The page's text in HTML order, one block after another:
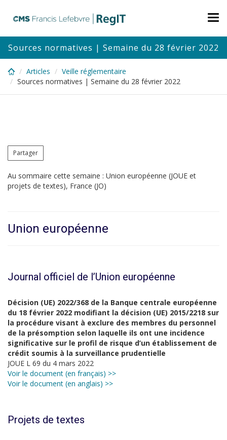
content
Sources normatives | Semaine du 28 février 2022
Articles
Veille réglementaire
Sources normatives | Semaine du 28 février 2022
Partager
Au sommaire cette semaine : Union européenne (JOUE et
projets de textes), France (JO)
Union européenne
Journal officiel de l’Union européenne
Décision (UE) 2022/368 de la Banque centrale européenne
du 18 février 2022 modifiant la décision (UE) 2015/2218 sur
la procédure visant à exclure des membres du personnel
de la présomption selon laquelle ils ont une incidence
significative sur le profil de risque d’un établissement de
crédit soumis à la surveillance prudentielle
JOUE L 69 du 4 mars 2022
Voir le document (en français) >>
Voir le document (en anglais) >>
Projets de textes